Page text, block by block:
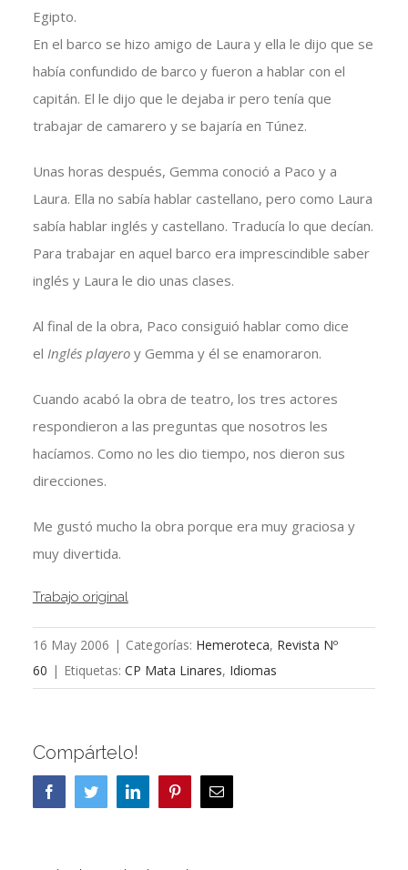
Egipto.
En el barco se hizo amigo de Laura y ella le dijo que se
había confundido de barco y fueron a hablar con el
capitán. El le dijo que le dejaba ir pero tenía que
trabajar de camarero y se bajaría en Túnez.
Unas horas después, Gemma conoció a Paco y a
Laura. Ella no sabía hablar castellano, pero como Laura
sabía hablar inglés y castellano. Traducía lo que decían.
Para trabajar en aquel barco era imprescindible saber
inglés y Laura le dio unas clases.
Al final de la obra, Paco consiguió hablar como dice
el Inglés playeroy Gemma y él se enamoraron.
Cuando acabó la obra de teatro, los tres actores
respondieron a las preguntas que nosotros les
hacíamos. Como no les dio tiempo, nos dieron sus
direcciones.
Me gustó mucho la obra porque era muy graciosa y
muy divertida.
Trabajo original
16 May 2006 | Categorías: Hemeroteca, Revista Nº
60 | Etiquetas: CP Mata Linares, Idiomas
Compártelo!
FacebookTwitterLinkedInPinterestCorreo
electrónico